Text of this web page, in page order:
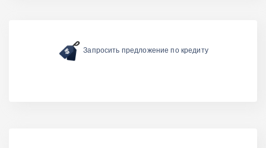
Запросить предложение по кредиту